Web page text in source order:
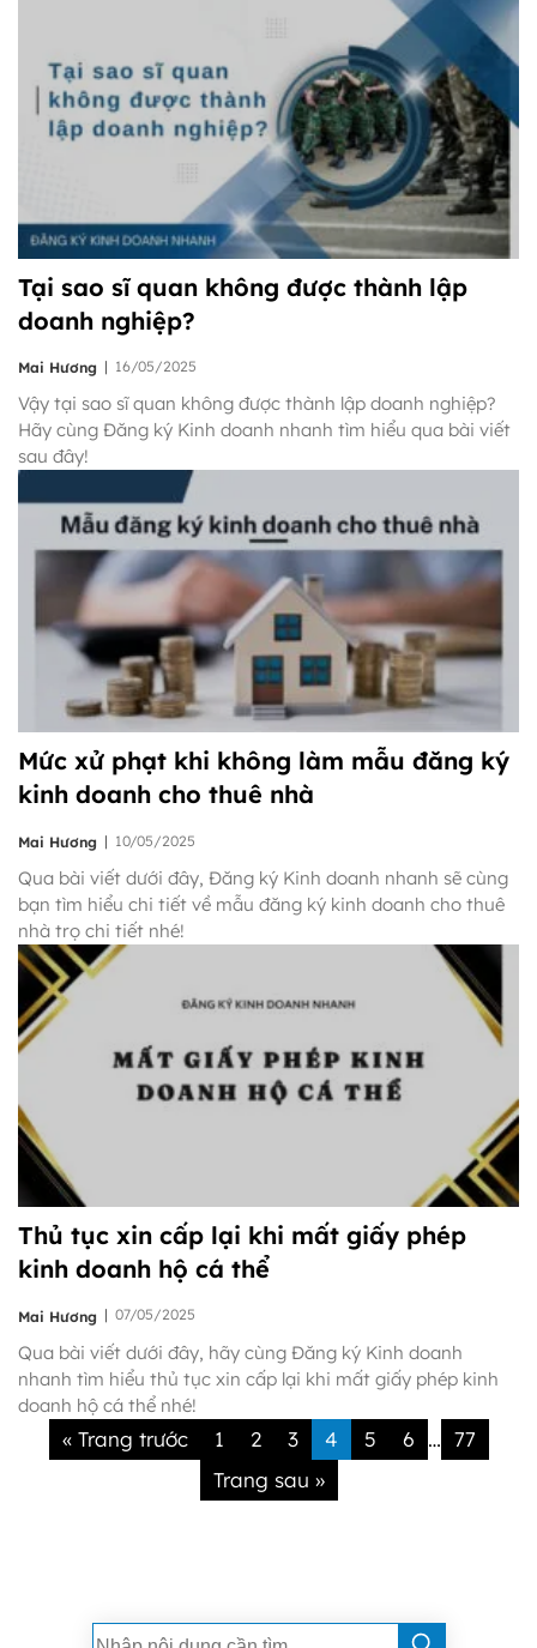
Tại sao sĩ quan không được thành lập
doanh nghiệp?
Mai Hương | 16/05/2025
Vậy tại sao sĩ quan không được thành lập doanh nghiệp?
Hãy cùng Đăng ký Kinh doanh nhanh tìm hiểu qua bài viết
sau đây!
Mức xử phạt khi không làm mẫu đăng ký
kinh doanh cho thuê nhà
Mai Hương | 10/05/2025
Qua bài viết dưới đây, Đăng ký Kinh doanh nhanh sẽ cùng
bạn tìm hiểu chi tiết về mẫu đăng ký kinh doanh cho thuê
nhà trọ chi tiết nhé!
Thủ tục xin cấp lại khi mất giấy phép
kinh doanh hộ cá thể
Mai Hương | 07/05/2025
Qua bài viết dưới đây, hãy cùng Đăng ký Kinh doanh
nhanh tìm hiểu thủ tục xin cấp lại khi mất giấy phép kinh
doanh hộ cá thể nhé!
« Trang trước 1 2 3 4 5 6 … 77
Trang sau »